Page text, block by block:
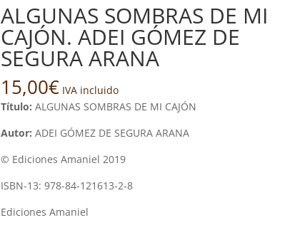
ALGUNAS SOMBRAS DE MI
CAJÓN. ADEI GÓMEZ DE
SEGURA ARANA
15,00€ IVA incluido
Título: ALGUNAS SOMBRAS DE MI CAJÓN
Autor: ADEI GÓMEZ DE SEGURA ARANA
© Ediciones Amaniel 2019
ISBN-13: 978-84-121613-2-8
Ediciones Amaniel